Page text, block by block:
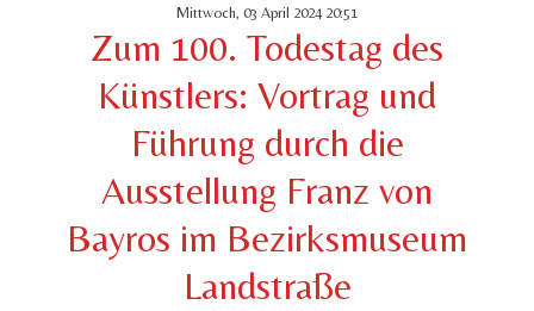
Mittwoch, 03 April 2024 20:51
Zum 100. Todestag des
Künstlers: Vortrag und
Führung durch die
Ausstellung Franz von
Bayros im Bezirksmuseum
Landstraße